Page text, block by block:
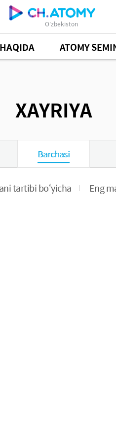
O'zbekiston
ATOMY
XAYRIYA
Barchasi
tartibi bo‘yicha Eng